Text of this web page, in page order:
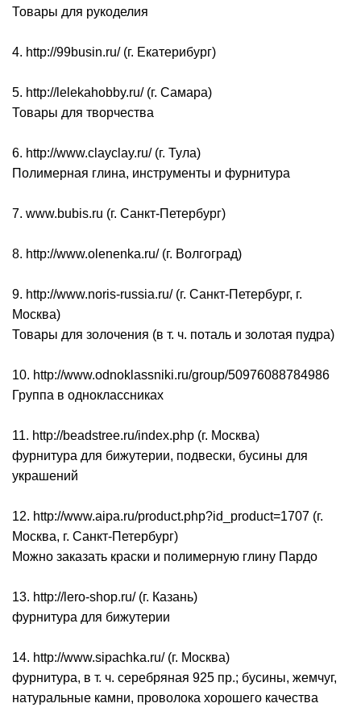
Товары для рукоделия
4. http://99busin.ru/ (г. Екатерибург)
5. http://lelekahobby.ru/ (г. Самара)
Товары для творчества
6. http://www.clayclay.ru/ (г. Тула)
Полимерная глина, инструменты и фурнитура
7. www.bubis.ru (г. Санкт-Петербург)
8. http://www.olenenka.ru/ (г. Волгоград)
9. http://www.noris-russia.ru/ (г. Санкт-Петербург, г.
Москва)
Товары для золочения (в т. ч. поталь и золотая пудра)
10. http://www.odnoklassniki.ru/group/50976088784986
Группа в одноклассниках
11. http://beadstree.ru/index.php (г. Москва)
фурнитура для бижутерии, подвески, бусины для
украшений
12. http://www.aipa.ru/product.php?id_product=1707 (г.
Москва, г. Санкт-Петербург)
Можно заказать краски и полимерную глину Пардо
13. http://lero-shop.ru/ (г. Казань)
фурнитура для бижутерии
14. http://www.sipachka.ru/ (г. Москва)
фурнитура, в т. ч. серебряная 925 пр.; бусины, жемчуг,
натуральные камни, проволока хорошего качества